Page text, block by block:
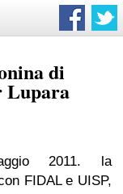
di
Lupara
2011. la
FIDAL e UISP,